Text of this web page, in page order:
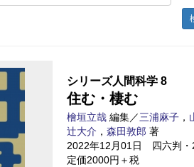
シリーズ人間科学 8
住む・棲む
檜垣立哉 編集／三浦麻子 ，
辻󠄀大介 ， 森田敦郎 著
2022年12月01日 四六判・
定価2000円＋税